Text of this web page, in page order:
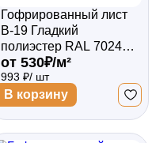
Гофрированный лист
В-19 Гладкий
полиэстер RAL 7024
(Мокрый асфальт)
1500*1103*0,5
односторонний
от 530₽/м²
993 ₽/ шт
В корзину